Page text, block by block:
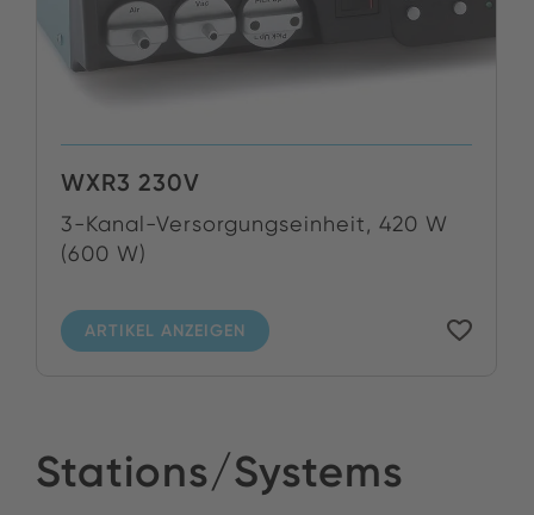
WXR3 230V
3-Kanal-Versorgungseinheit, 420 W
(600 W)
ARTIKEL ANZEIGEN
Stations/Systems